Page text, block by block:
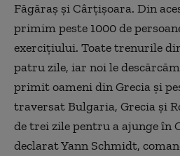
Făgăraș și Cârțișoara. Din
primim peste 1000 de
exercițiului. Toate trenurile
patru zile, iar noi le
primit oameni din Grecia și
traversat Bulgaria, Grecia și
de trei zile pentru a ajunge în
declarat Yann Schmidt,